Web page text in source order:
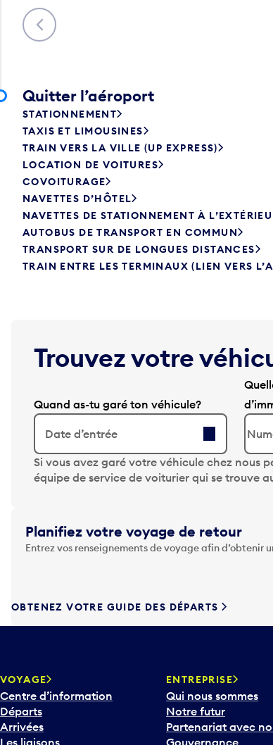
Précédent
Quitter l’aéroport
STATIONNEMENT
TAXIS ET LIMOUSINES
TRAIN VERS LA VILLE (UP EXPRESS)
LOCATION DE VOITURES
COVOITURAGE
NAVETTES D’HÔTEL
NAVETTES DE STATIONNEMENT À
AUTOBUS DE TRANSPORT EN COMMUN
TRANSPORT SUR DE LONGUES DISTANCES
TRAIN ENTRE LES TERMINAUX (LIEN VERS
Trouvez votre
Quand as-tu garé ton véhicule?
Date d’entrée
A
p
y
e
z
r
u
c
h
e
F
Si vous avez garé votre véhicule chez nous
équipe de service de voiturier qui se trouve
Planifiez votre voyage de retour
Entrez vos renseignements de voyage afin d’obtenir
OBTENEZ VOTRE GUIDE DES DÉPARTS
VOYAGE
Centre d’information
Départs
Arrivées
Les liaisons
ENTREPRISE
Qui nous sommes
Notre futur
Partenariat avec
Gouvernance